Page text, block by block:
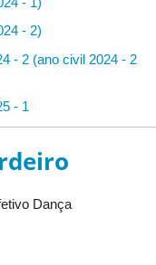
- 2)
- 2 (ano civil 2024 - 2
- 1
Dança